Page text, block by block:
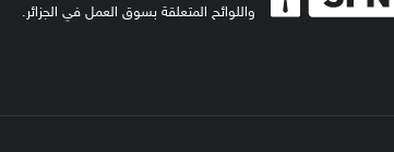
واللوائح المتعلقة بسوق العمل في الجزائر.